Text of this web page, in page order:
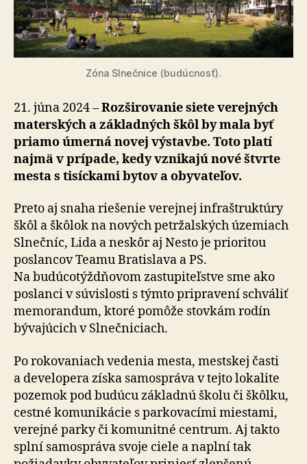
Zóna Slnečnice (budúcnosť).
21. júna 2024 –Rozširovanie siete verejných
materských a základ­ných škôl by mala byť
priamo úmerná novej výstavbe. Toto platí
najmä v prí­pa­de, kedy vzni­ka­jú nové štvrte
mesta s ti­síc­kami bytov a oby­va­te­ľov.
Preto aj snaha riešenie verejnej infraštruktúry
škôl a škôlok na nových petržalských územiach
Slnečníc, Lida a neskôr aj Nesto je prioritou
poslancov Teamu Bratislava a PS.
Na budúcotýždňovom zastupiteľstve sme ako
poslanci v súvislosti s týmto pripravení schváliť
memorandum, ktoré pomôže stovkám rodín
bývajúcich v Slnečniciach.
Po rokovaniach vedenia mesta, mestskej časti
a developera získa samospráva v tejto lokalite
pozemok pod budúcu základnú školu či škôlku,
cestné komunikácie s parkovacími miestami,
verejné parky či komunitné centrum. Aj takto
splní samospráva svoje ciele a naplní tak